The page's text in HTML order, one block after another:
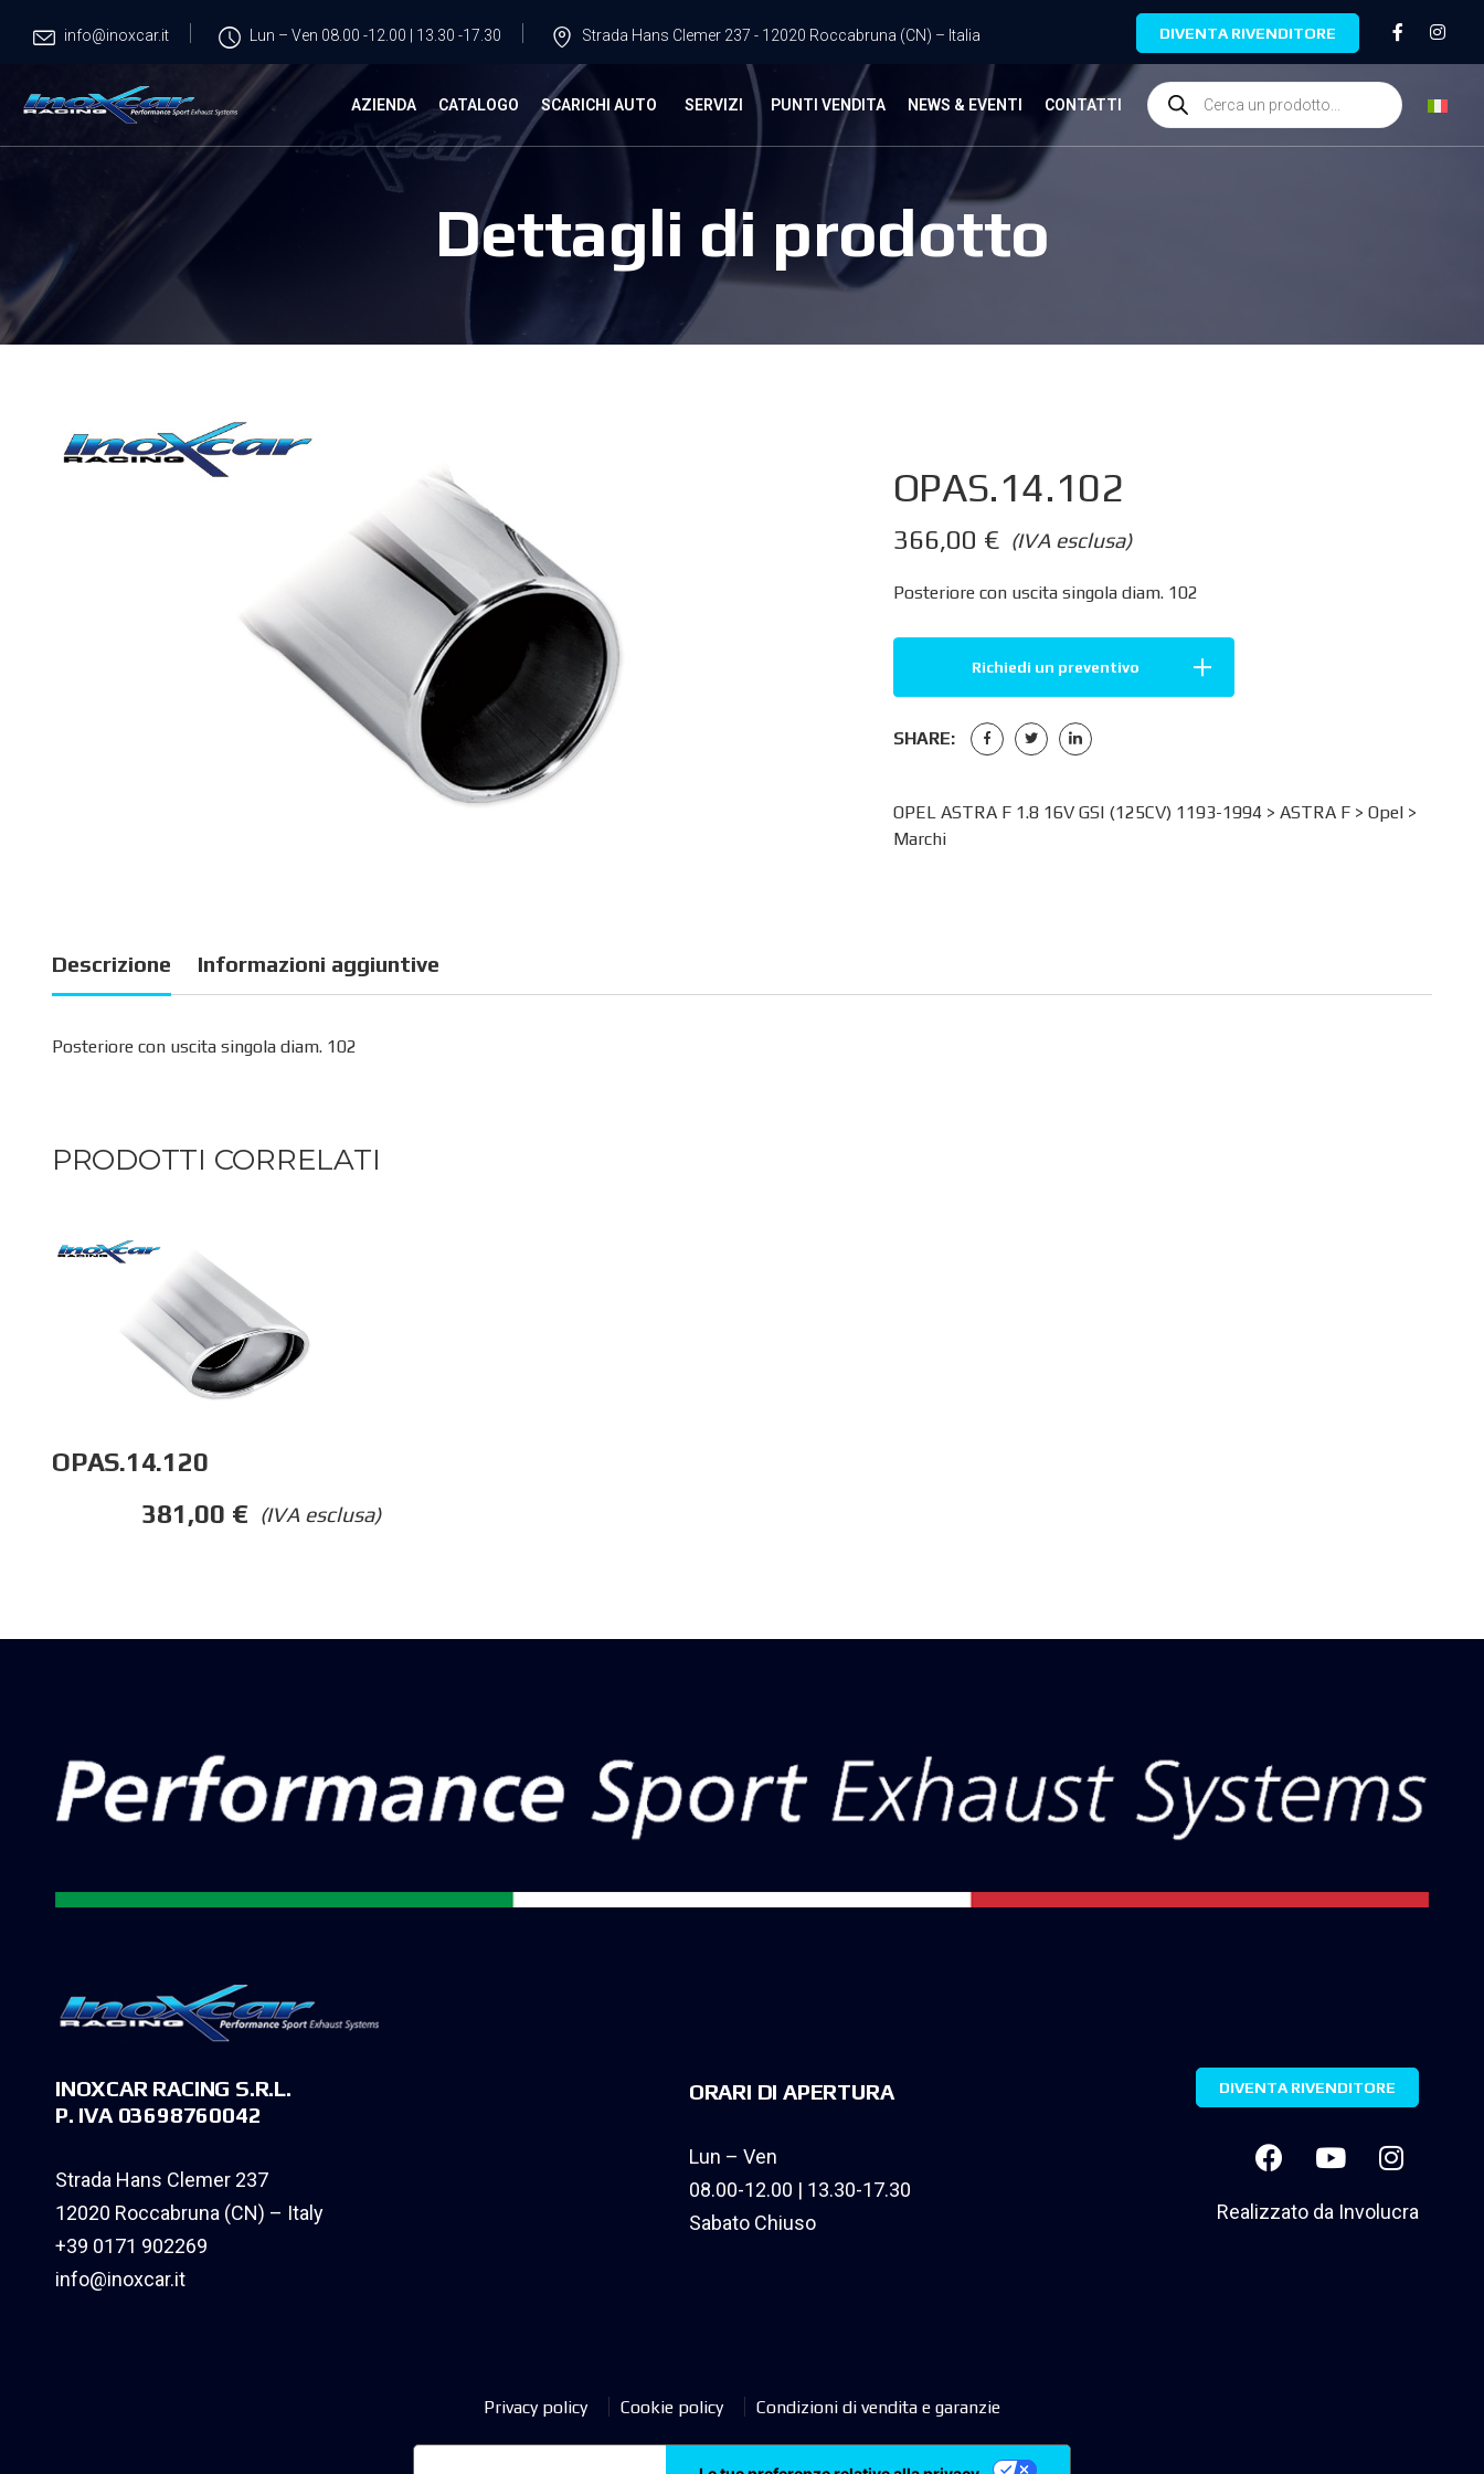
info@inoxcar.it Lun – Ven 08.00 -12.00 | 13.30 -17.30 Strada Hans Clemer 237 - 12020 Roccabruna (CN) – Italia DIVENTA RIVENDITORE
AZIENDA CATALOGO SCARICHI AUTO SERVIZI PUNTI VENDITA NEWS & EVENTI CONTATTI
Dettagli di prodotto
OPAS.14.102
(IVA esclusa)
366,00 €
Posteriore con uscita singola diam. 102
Richiedi un preventivo
SHARE:
OPEL ASTRA F 1.8 16V GSI (125CV) 1193-1994 > ASTRA F> Opel>
Marchi
Descrizione Informazioni aggiuntive
Posteriore con uscita singola diam. 102
PRODOTTI CORRELATI
OPAS.14.120
(IVA esclusa)
381,00 €
INOXCAR RACING S.R.L.
P. IVA 03698760042
Strada Hans Clemer 237
12020 Roccabruna (CN) – Italy
+39 0171 902269
info@inoxcar.it
ORARI DI APERTURA
Lun – Ven
08.00-12.00 | 13.30-17.30
Sabato Chiuso
DIVENTA RIVENDITORE
Realizzato da Involucra
Privacy policy Cookie policy Condizioni di vendita e garanzie